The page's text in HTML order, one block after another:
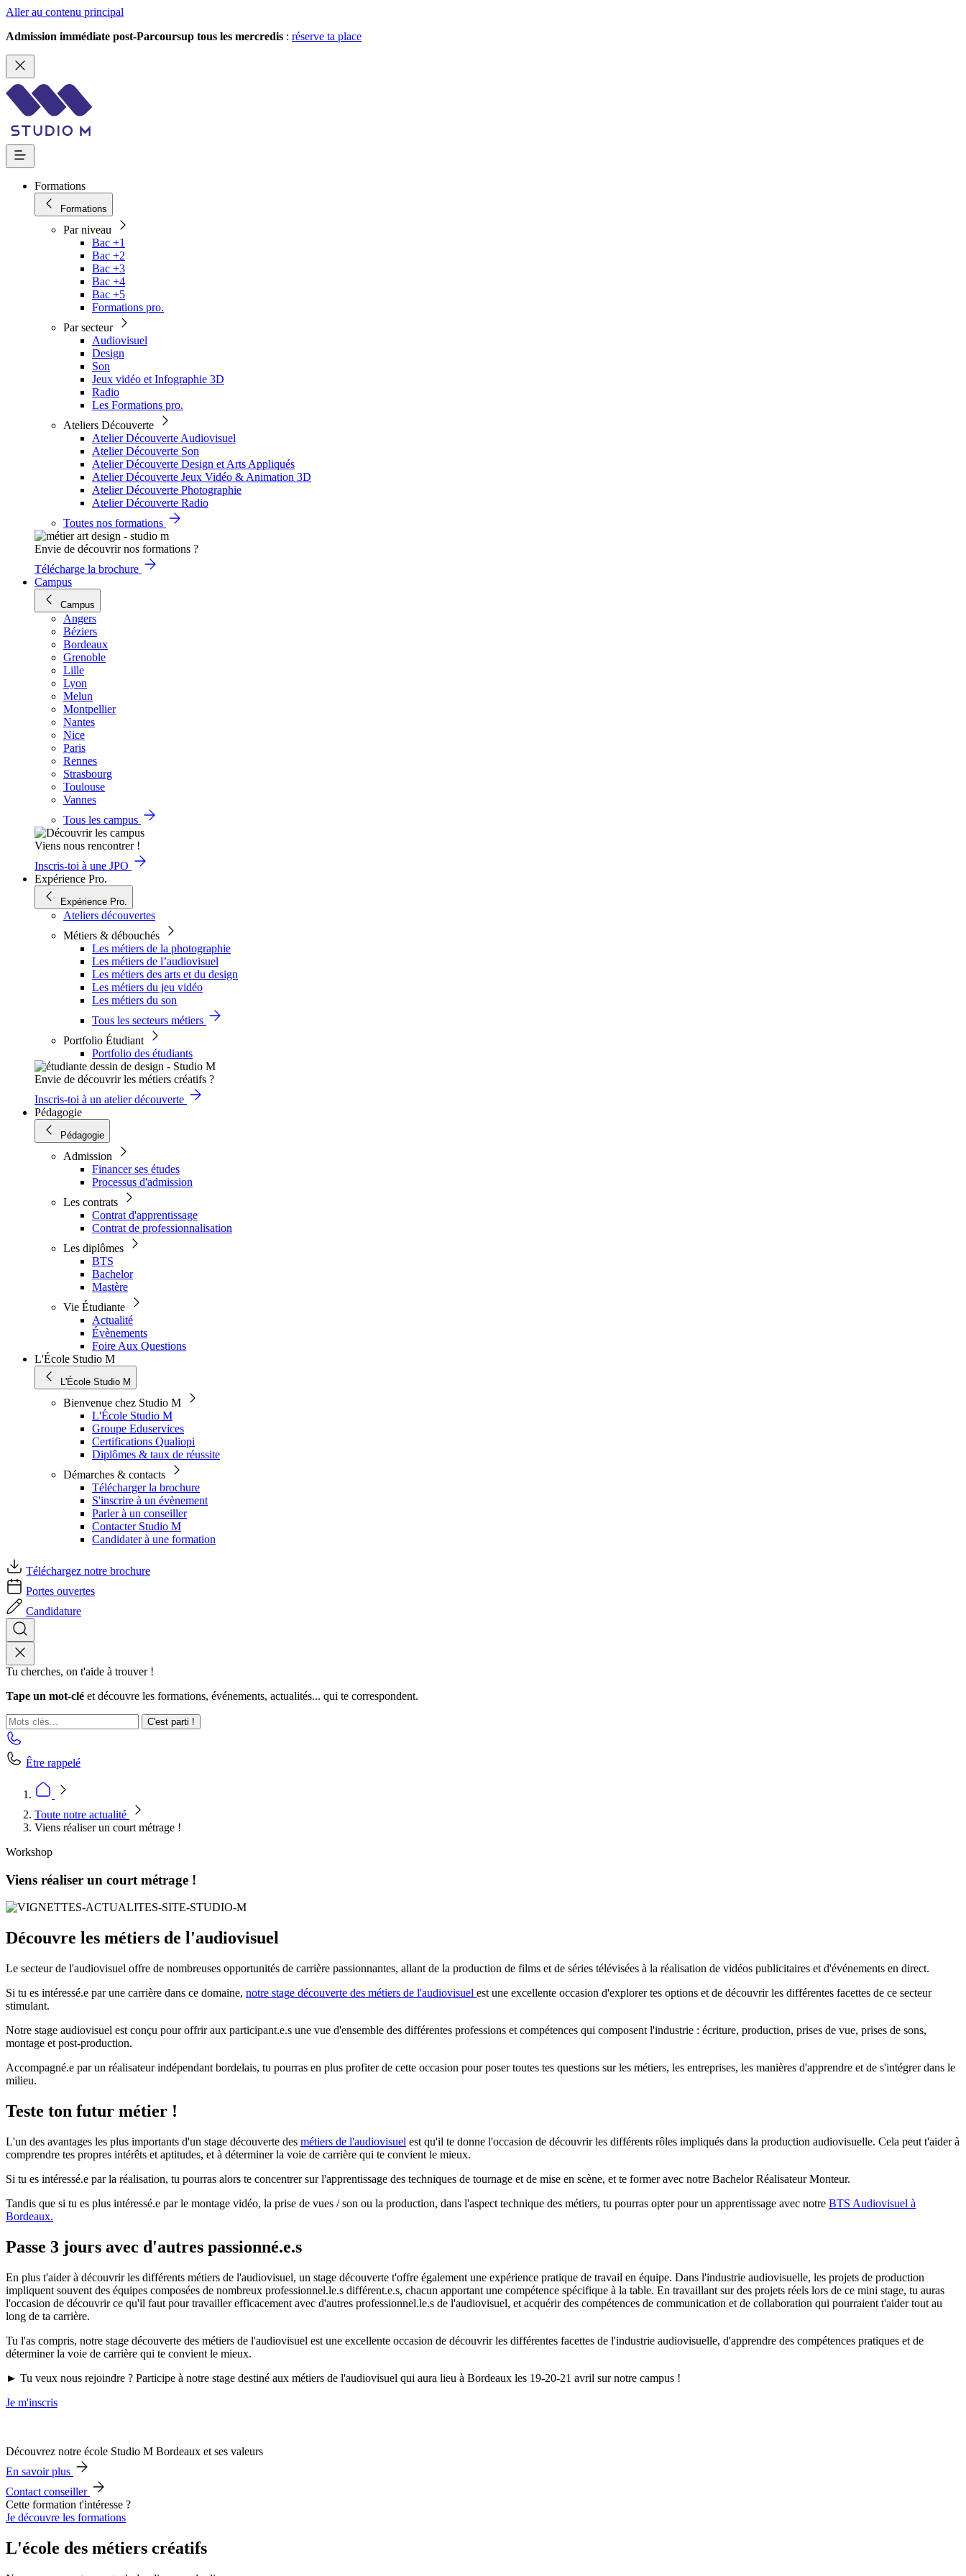
Aller au contenu principal
Admission immédiate post-Parcoursup tous les mercredis : réserve ta place
Formations
Formations
Par niveau
Bac +1
Bac +2
Bac +3
Bac +4
Bac +5
Formations pro.
Par secteur
Audiovisuel
Design
Son
Jeux vidéo et Infographie 3D
Radio
Les Formations pro.
Ateliers Découverte
Atelier Découverte Audiovisuel
Atelier Découverte Son
Atelier Découverte Design et Arts Appliqués
Atelier Découverte Jeux Vidéo & Animation 3D
Atelier Découverte Photographie
Atelier Découverte Radio
Toutes nos formations
Envie de découvrir nos formations ?
Télécharge la brochure
Campus
Campus
Angers
Béziers
Bordeaux
Grenoble
Lille
Lyon
Melun
Montpellier
Nantes
Nice
Paris
Rennes
Strasbourg
Toulouse
Vannes
Tous les campus
Viens nous rencontrer !
Inscris-toi à une JPO
Expérience Pro.
Expérience Pro.
Ateliers découvertes
Métiers & débouchés
Les métiers de la photographie
Les métiers de l’audiovisuel
Les métiers des arts et du design
Les métiers du jeu vidéo
Les métiers du son
Tous les secteurs métiers
Portfolio Étudiant
Portfolio des étudiants
Envie de découvrir les métiers créatifs ?
Inscris-toi à un atelier découverte
Pédagogie
Pédagogie
Admission
Financer ses études
Processus d'admission
Les contrats
Contrat d'apprentissage
Contrat de professionnalisation
Les diplômes
BTS
Bachelor
Mastère
Vie Étudiante
Actualité
Évènements
Foire Aux Questions
L'École Studio M
L'École Studio M
Bienvenue chez Studio M
L'École Studio M
Groupe Eduservices
Certifications Qualiopi
Diplômes & taux de réussite
Démarches & contacts
Télécharger la brochure
S'inscrire à un évènement
Parler à un conseiller
Contacter Studio M
Candidater à une formation
Téléchargez notre brochure
Portes ouvertes
Candidature
Tu cherches, on t'aide à trouver !
Tape un mot-clé et découvre les formations, événements, actualités... qui te correspondent.
C'est parti !
Être rappelé
Toute notre actualité
Viens réaliser un court métrage !
Workshop
Viens réaliser un court métrage !
Découvre les métiers de l'audiovisuel
Le secteur de l'audiovisuel offre de nombreuses opportunités de carrière passionnantes, allant de la production de films et de séries télévisées à la réalisation de vidéos publicitaires et d'événements en direct.
Si tu es intéressé.e par une carrière dans ce domaine, notre stage découverte des métiers de l'audiovisuel est une excellente occasion d'explorer tes options et de découvrir les différentes facettes de ce secteur
stimulant.
Notre stage audiovisuel est conçu pour offrir aux participant.e.s une vue d'ensemble des différentes professions et compétences qui composent l'industrie : écriture, production, prises de vue, prises de sons,
montage et post-production.
Accompagné.e par un réalisateur indépendant bordelais, tu pourras en plus profiter de cette occasion pour poser toutes tes questions sur les métiers, les entreprises, les manières d'apprendre et de s'intégrer dans le
milieu.
Teste ton futur métier !
L'un des avantages les plus importants d'un stage découverte des métiers de l'audiovisuel est qu'il te donne l'occasion de découvrir les différents rôles impliqués dans la production audiovisuelle. Cela peut t'aider à
comprendre tes propres intérêts et aptitudes, et à déterminer la voie de carrière qui te convient le mieux.
Si tu es intéressé.e par la réalisation, tu pourras alors te concentrer sur l'apprentissage des techniques de tournage et de mise en scène, et te former avec notre Bachelor Réalisateur Monteur.
Tandis que si tu es plus intéressé.e par le montage vidéo, la prise de vues / son ou la production, dans l'aspect technique des métiers, tu pourras opter pour un apprentissage avec notre BTS Audiovisuel à
Bordeaux.
Passe 3 jours avec d'autres passionné.e.s
En plus t'aider à découvrir les différents métiers de l'audiovisuel, un stage découverte t'offre également une expérience pratique de travail en équipe. Dans l'industrie audiovisuelle, les projets de production
impliquent souvent des équipes composées de nombreux professionnel.le.s différent.e.s, chacun apportant une compétence spécifique à la table. En travaillant sur des projets réels lors de ce mini stage, tu auras
l'occasion de découvrir ce qu'il faut pour travailler efficacement avec d'autres professionnel.le.s de l'audiovisuel, et acquérir des compétences de communication et de collaboration qui pourraient t'aider tout au
long de ta carrière.
Tu l'as compris, notre stage découverte des métiers de l'audiovisuel est une excellente occasion de découvrir les différentes facettes de l'industrie audiovisuelle, d'apprendre des compétences pratiques et de
déterminer la voie de carrière qui te convient le mieux.
► Tu veux nous rejoindre ? Participe à notre stage destiné aux métiers de l'audiovisuel qui aura lieu à Bordeaux les 19-20-21 avril sur notre campus !
Je m'inscris
Découvrez notre école Studio M Bordeaux et ses valeurs
En savoir plus
Contact conseiller
Cette formation t'intéresse ?
Je découvre les formations
L'école des métiers créatifs